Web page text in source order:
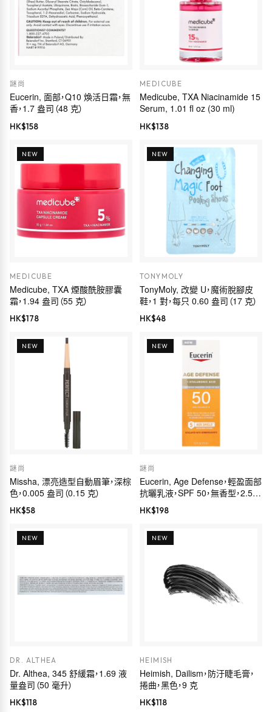
謎尚
Eucerin, 面部，Q10 煥活日霜，無
香，1.7 盎司（48 克）
HK$158
MEDICUBE
Medicube, TXA Niacinamide 15
Serum, 1.01 fl oz (30 ml)
HK$138
NEW
MEDICUBE
Medicube, TXA 煙酸酰胺膠囊
霜，1.94 盎司（55 克）
HK$178
NEW
TONYMOLY
TonyMoly, 改變 U，魔術脫腳皮
鞋，1 對，每只 0.60 盎司（17 克）
HK$48
NEW
謎尚
Missha, 漂亮造型自動眉筆，深棕
色，0.005 盎司（0.15 克）
HK$58
NEW
謎尚
Eucerin, Age Defense，輕盈面部
抗曬乳液，SPF 50，無香型，2.5
液量盎司（75 毫升）
HK$198
NEW
DR. ALTHEA
Dr. Althea, 345 舒緩霜，1.69 液
量盎司（50 毫升）
HK$118
NEW
HEIMISH
Heimish, Dailism，防汙睫毛膏，
捲曲，黑色，9 克
HK$118